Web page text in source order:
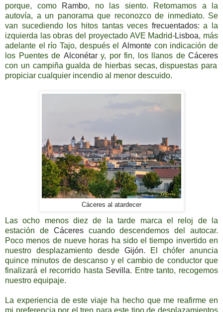
porque, como
Rambo, no las siento. Retornamos a la
autovía, a un panorama que reconozco de inmediato. Se
van sucediendo los hitos tantas veces frecuentados: a la
izquierda las obras del proyectado AVE Madrid-Lisboa, más
adelante el río Tajo, después el Almonte con indicación de
los Puentes de Alconétary, por fin, los llanos de Cáceres
con un campiña gualda de hierbas secas, dispuestas para
propiciar cualquier incendio al menor descuido.
Cáceres al atardecer
Las ocho menos diez de la tarde marca el reloj de la
estación de Cácerescuando descendemos del autocar.
Poco menos de nueve horas ha sido el tiempo invertido en
nuestro desplazamiento desde Gijón. El chófer anuncia
quince minutos de descanso y el cambio de conductor que
finalizará el recorrido hasta Sevilla. Entre tanto, recogemos
nuestro equipaje.
La experiencia de este viaje ha hecho que me reafirme en
mi preferencia por el tren para este tipo de desplazamientos